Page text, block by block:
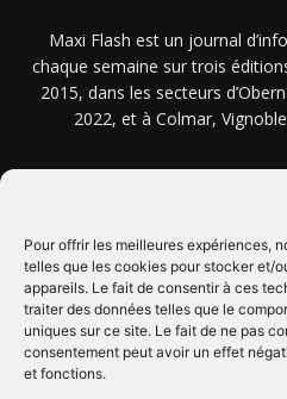
Pour offrir les meilleures expériences,
telles que les cookies pour stocker et/
appareils. Le fait de consentir à ces
traiter des données telles que le
uniques sur ce site. Le fait de ne pas
consentement peut avoir un effet
et fonctions.
Maxi Flash est un journal
chaque semaine sur trois
2015, dans les secteurs
2022, et à Colmar,
SUIVEZ-